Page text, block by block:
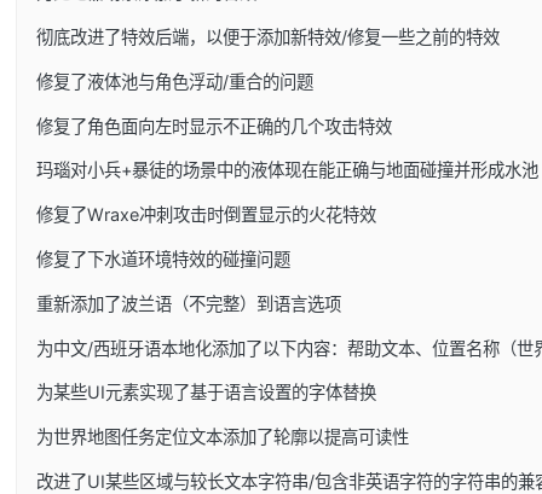
彻底改进了特效后端，以便于添加新特效/修复一些之前的特效
修复了液体池与角色浮动/重合的问题
修复了角色面向左时显示不正确的几个攻击特效
玛瑙对小兵+暴徒的场景中的液体现在能正确与地面碰撞并形成水池
修复了Wraxe冲刺攻击时倒置显示的火花特效
修复了下水道环境特效的碰撞问题
重新添加了波兰语（不完整）到语言选项
为中文/西班牙语本地化添加了以下内容：帮助文本、位置名称（
为某些UI元素实现了基于语言设置的字体替换
为世界地图任务定位文本添加了轮廓以提高可读性
改进了UI某些区域与较长文本字符串/包含非英语字符的字符串的兼